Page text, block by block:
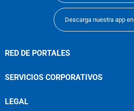
Descarga nuestra app en
RED DE PORTALES
SERVICIOS CORPORATIVOS
LEGAL